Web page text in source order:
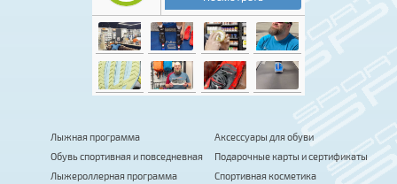
Лыжная программа
Обувь спортивная и повседневная
Лыжероллерная программа
Аксессуары для обуви
Подарочные карты и сертификаты
Спортивная косметика